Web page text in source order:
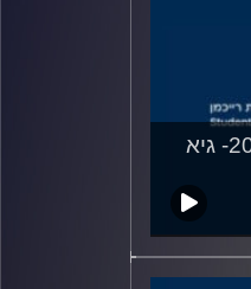
כנס הדמוקרטיה 2020- גיא